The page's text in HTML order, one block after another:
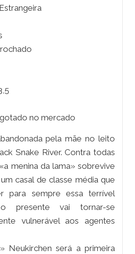
no mercado
pela mãe no leito
Snake River. Contra todas
menina da lama» sobrevive
casal de classe média que
para sempre essa terrível
presente vai tornar-se
vulnerável aos agentes
Neukirchen será a primeira